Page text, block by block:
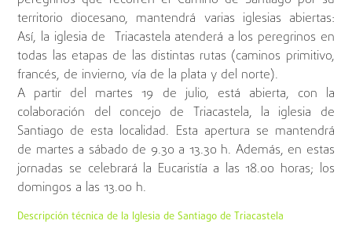
territorio diocesano, mantendrá varias iglesias abiertas:
Así, la iglesia de Triacastela atenderá a los peregrinos en
todas las etapas de las distintas rutas (caminos primitivo,
francés, de invierno, vía de la plata y del norte).
A partir del martes 19 de julio, está abierta, con la
colaboración del concejo de Triacastela, la iglesia de
Santiago de esta localidad. Esta apertura se mantendrá
de martes a sábado de 9.30 a 13.30 h. Además, en estas
jornadas se celebrará la Eucaristía a las 18.00 horas; los
domingos a las 13.00 h.
Descripción técnica de la Iglesia de Santiago de Triacastela